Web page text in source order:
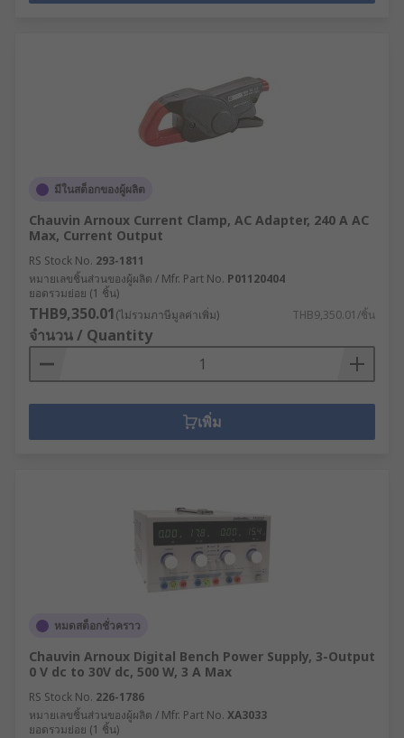
มีในสต็อกของผู้ผลิต
Chauvin Arnoux Current Clamp, AC Adapter, 240 A AC
Max, Current Output
RS Stock No. 293-1811
หมายเลขชิ้นส่วนของผู้ผลิต / Mfr. Part No. P01120404
ยอดรวมย่อย (1 ชิ้น)
THB9,350.01(ไม่รวมภาษีมูลค่าเพิ่ม) THB9,350.01/ชิ้น
จำนวน / Quantity
เพิ่ม
หมดสต็อกชั่วคราว
Chauvin Arnoux Digital Bench Power Supply, 3-Output
0 V dc to 30V dc, 500 W, 3 A Max
RS Stock No. 226-1786
หมายเลขชิ้นส่วนของผู้ผลิต / Mfr. Part No. XA3033
ยอดรวมย่อย (1 ชิ้น)